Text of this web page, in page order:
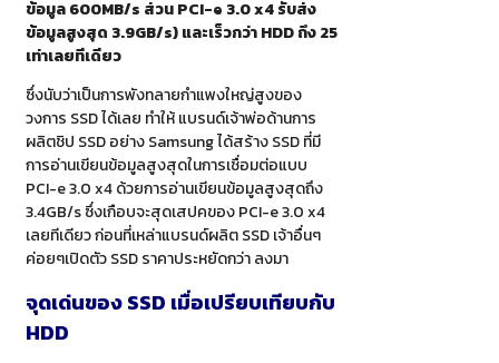
ข้อมูล 600MB/s ส่วน PCI-e 3.0 x4 รับส่ง
ข้อมูลสูงสุด 3.9GB/s) และเร็วกว่า HDD ถึง 25
เท่าเลยทีเดียว
ซึ่งนับว่าเป็นการพังทลายกำแพงใหญ่สูงของ
วงการ SSD ได้เลย ทำให้ แบรนด์เจ้าพ่อด้านการ
ผลิตชิป SSD อย่าง Samsung ได้สร้าง SSD ที่มี
การอ่านเขียนข้อมูลสูงสุดในการเชื่อมต่อแบบ
PCI-e 3.0 x4 ด้วยการอ่านเขียนข้อมูลสูงสุดถึง
3.4GB/s ซึ่งเกือบจะสุดเสปคของ PCI-e 3.0 x4
เลยทีเดียว ก่อนที่เหล่าแบรนด์ผลิต SSD เจ้าอื่นๆ
ค่อยๆเปิดตัว SSD ราคาประหยัดกว่า ลงมา
จุดเด่นของSSD เมื่อเปรียบเทียบกับ
HDD